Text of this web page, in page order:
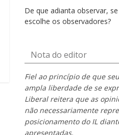
De que adianta observar,
escolhe os observadores?
Nota do editor
Fiel ao princípio de que
ampla liberdade de se
Liberal reitera que as
não necessariamente
posicionamento do IL
apresentadas.